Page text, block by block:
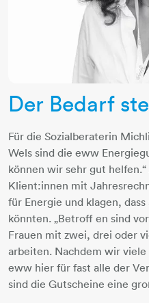
Der Bedarf
Für die Sozialberaterin
Wels sind die eww
können wir sehr gut
Klient:innen mit
für Energie und klagen,
könnten. „Betroff en sind
Frauen mit zwei, drei oder
arbeiten. Nachdem wir
eww hier für fast alle der
sind die Gutscheine eine